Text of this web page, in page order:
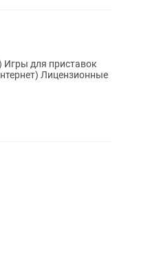
Лицензионные